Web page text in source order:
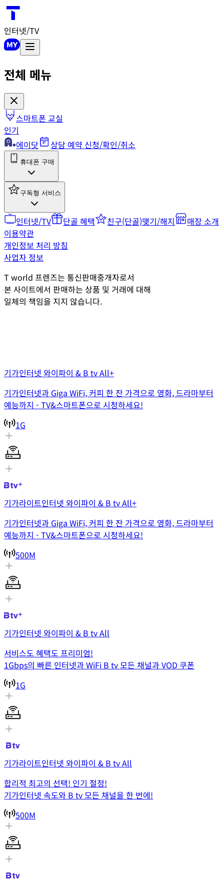
인터넷/TV
전체 메뉴
스마트폰 교실
인기
에이닷
상담 예약 신청/확인/취소
휴대폰 구매
구독형 서비스
인터넷/TV 단골 혜택 친구(단골)맺기/해지
매장 소개
이용약관
개인정보 처리 방침
사업자 정보
T world 프렌즈는 통신판매중개자로서
본 사이트에서 판매하는 상품 및 거래에 대해
일체의 책임을 지지 않습니다.
기가인터넷 와이파이 & B tv All+
기가인터넷과 Giga WiFi, 커피 한 잔 가격으로 영화, 드라마부터
예능까지 - TV&스마트폰으로 시청하세요!
1G
기가라이트인터넷 와이파이 & B tv All+
기가인터넷과 Giga WiFi, 커피 한 잔 가격으로 영화, 드라마부터
예능까지 - TV&스마트폰으로 시청하세요!
500M
기가인터넷 와이파이 & B tv All
서비스도 혜택도 프리미엄!
1Gbps의 빠른 인터넷과 WiFi B tv 모든 채널과 VOD 쿠폰
1G
기가라이트인터넷 와이파이 & B tv All
합리적 최고의 선택! 인기 절정!
기가인터넷 속도와 B tv 모든 채널을 한 번에!
500M